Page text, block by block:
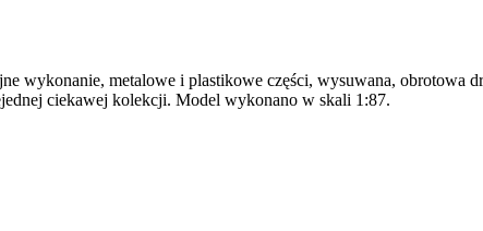
wykonanie, metalowe i plastikowe części, wysuwana, obrotowa
ciekawej kolekcji. Model wykonano w skali 1:87.